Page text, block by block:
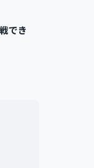
でき